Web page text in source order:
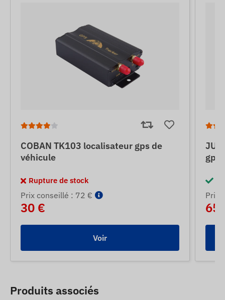
COBAN TK103 localisateur gps de
véhicule
Rupture de stock
Prix ​​conseillé : 72 €
30 €
Voir
gps
Prix
65
Produits associés